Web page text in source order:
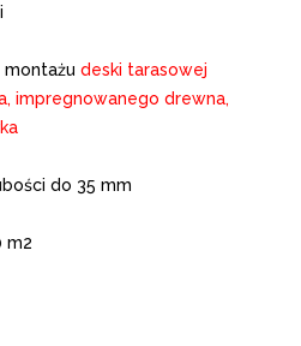
deski tarasowej
impregnowanego drewna,
do 35 mm
m2